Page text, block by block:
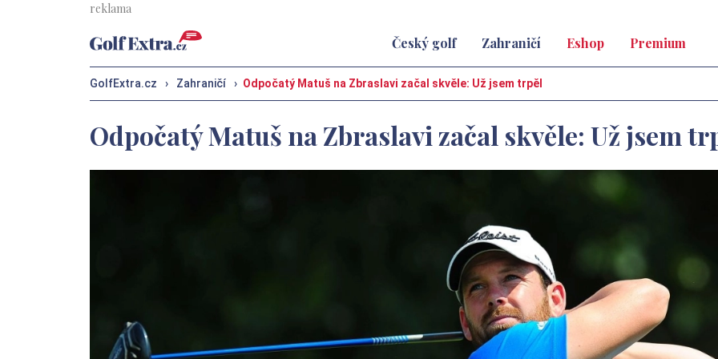
Český golf Zahraničí Eshop Premium
GolfExtra.cz › Zahraničí › Odpočatý Matuš na Zbraslavi začal skvěle: Už jsem trpěl
Odpočatý Matuš na Zbraslavi začal skvěle: Už jsem